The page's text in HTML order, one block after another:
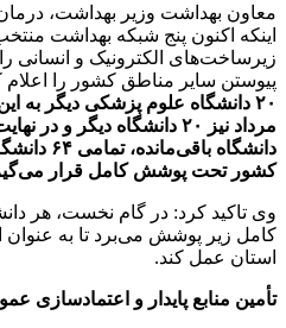
معاون بهداشت وزیر بهداشت،
اینکه اکنون پنج شبکه بهداشت
زیرساخت‌های الکترونیک و انسانی
پیوستن سایر مناطق کشور را اعلام
۲۰ دانشگاه علوم پزشکی دیگر
دانشگاه
کشور تحت پوشش کامل قرار
وی تاکید کرد: در گام نخست، هر
کامل زیر پوشش می‌برد تا به عنوان
استان عمل کند.
تأمین منابع پایدار و اعتمادسازی